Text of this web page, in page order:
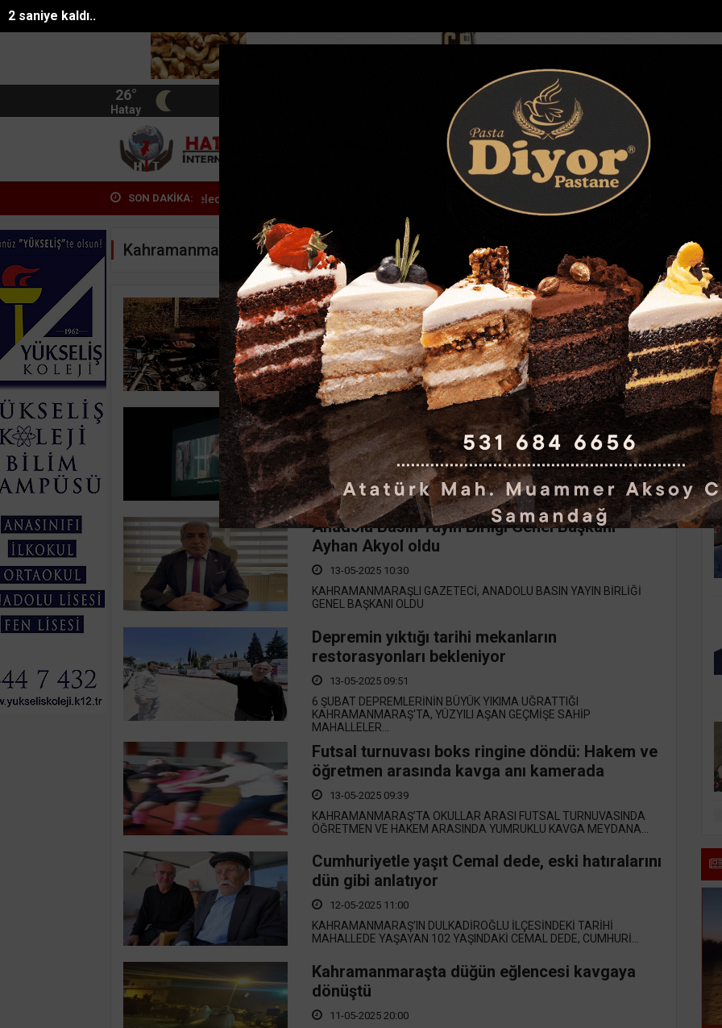
1 saniye kaldı..
26°
Hatay
46.2686 EURO 53.5186
MAGAZİN KADIN-YAŞAM SPOR SAĞLIK
SON DAKİKA:
Eski belediye başkanının yeğeni motosiklet ka... Kahramanmaraşta 6 gündür kayıp yaşlı adamın B... Filistin
Yazarlar
Kahramanmaraş Haberleri
Motosikletli şov pahalıya patladı: Ehliyeti iptal
edildi, 19 bin TL ceza kesildi
13-05-2025 12:45
KAHRAMANMARAŞ'TA TRAFİKTE TEHLİKELİ MOTOSİKLET
KULLANAN SÜRÜCÜYE 19 BİN 684 LİRA CEZAİ İŞLEM UYGULAN...
Kahramanmaraşta engelleri aşan perde
13-05-2025 10:54
KAHRAMANMARAŞ BÜYÜKŞEHİR BELEDİYESİ, TÜM ENGEL
GRUPLARINA UYGUN ŞEKİLDE UYARLANAN SİNEMA FİLMİ ENGEL...
Anadolu Basın Yayın Birliği Genel Başkanı
Ayhan Akyol oldu
13-05-2025 10:30
KAHRAMANMARAŞLI GAZETECİ, ANADOLU BASIN YAYIN BİRLİĞİ
GENEL BAŞKANI OLDU
Depremin yıktığı tarihi mekanların
restorasyonları bekleniyor
13-05-2025 09:51
6 ŞUBAT DEPREMLERİNİN BÜYÜK YIKIMA UĞRATTIĞI
KAHRAMANMARAŞ'TA, YÜZYILI AŞAN GEÇMİŞE SAHİP
MAHALLELER...
Futsal turnuvası boks ringine döndü: Hakem ve
öğretmen arasında kavga anı kamerada
13-05-2025 09:39
KAHRAMANMARAŞ’TA OKULLAR ARASI FUTSAL TURNUVASINDA
ÖĞRETMEN VE HAKEM ARASINDA YUMRUKLU KAVGA MEYDANA...
Cumhuriyetle yaşıt Cemal dede, eski hatıralarını
dün gibi anlatıyor
12-05-2025 11:00
KAHRAMANMARAŞ’IN DULKADİROĞLU İLÇESİNDEKİ TARİHİ
MAHALLEDE YAŞAYAN 102 YAŞINDAKİ CEMAL DEDE, CUMHURİ...
Kahramanmaraşta düğün eğlencesi kavgaya
dönüştü
11-05-2025 20:00